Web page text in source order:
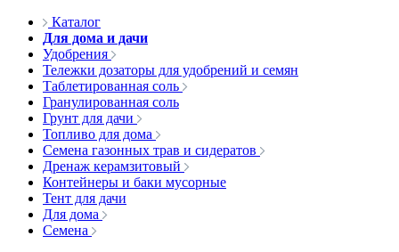
Каталог
Для дома и дачи
Удобрения
Тележки дозаторы для удобрений и семян
Таблетированная соль
Гранулированная соль
Грунт для дачи
Топливо для дома
Семена газонных трав и сидератов
Дренаж керамзитовый
Контейнеры и баки мусорные
Тент для дачи
Для дома
Семена